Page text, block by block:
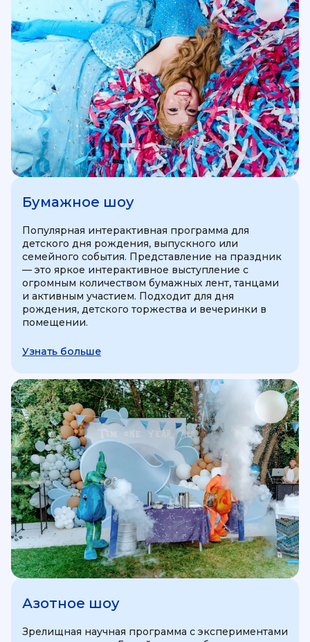
Бумажное шоу
Популярная интерактивная программа для
детского дня рождения, выпускного или
семейного события. Представление на праздник
— это яркое интерактивное выступление с
огромным количеством бумажных лент, танцами
и активным участием. Подходит для дня
рождения, детского торжества и вечеринки в
помещении.
Узнать больше
Азотное шоу
Зрелищная научная программа с экспериментами